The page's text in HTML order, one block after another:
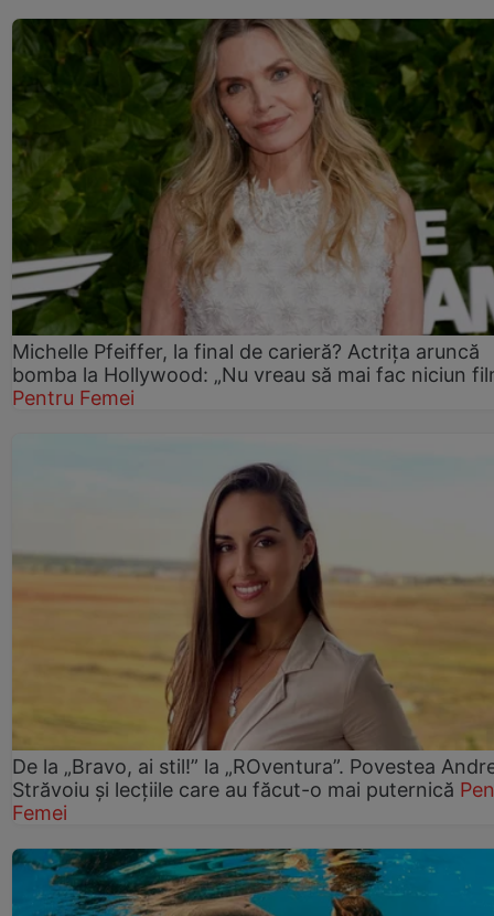
Michelle Pfeiffer, la final de carieră? Actrița aruncă
bomba la Hollywood: „Nu vreau să mai fac niciun
Pentru Femei
De la „Bravo, ai stil!” la „ROventura”. Povestea
Străvoiu și lecțiile care au făcut-o mai puternică
Femei